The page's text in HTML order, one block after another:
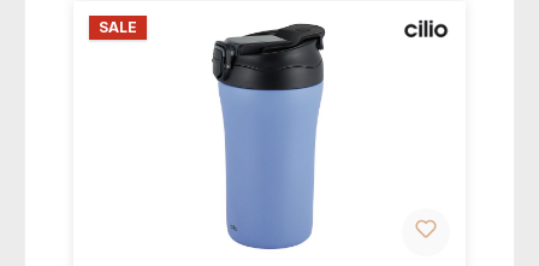
SALE